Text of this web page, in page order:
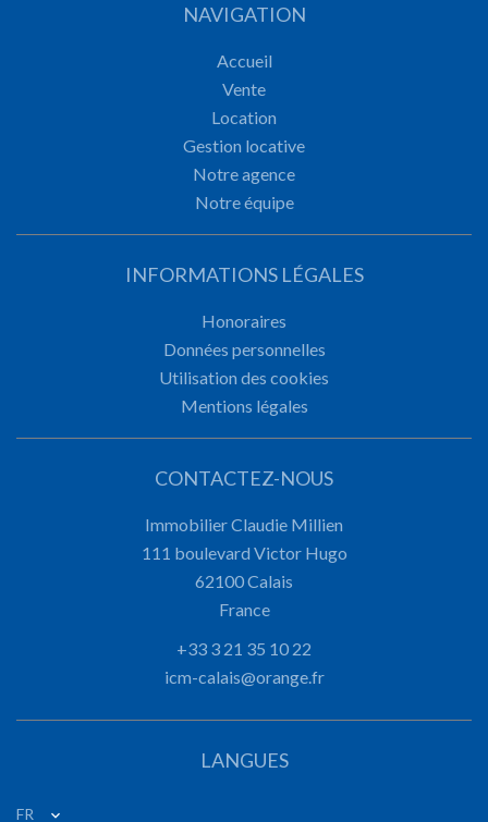
NAVIGATION
Accueil
Vente
Location
Gestion locative
Notre agence
Notre équipe
INFORMATIONS LÉGALES
Honoraires
Données personnelles
Utilisation des cookies
Mentions légales
CONTACTEZ-NOUS
Immobilier Claudie Millien
111 boulevard Victor Hugo
62100Calais
France
+33 3 21 35 10 22
icm-calais@orange.fr
LANGUES
FR